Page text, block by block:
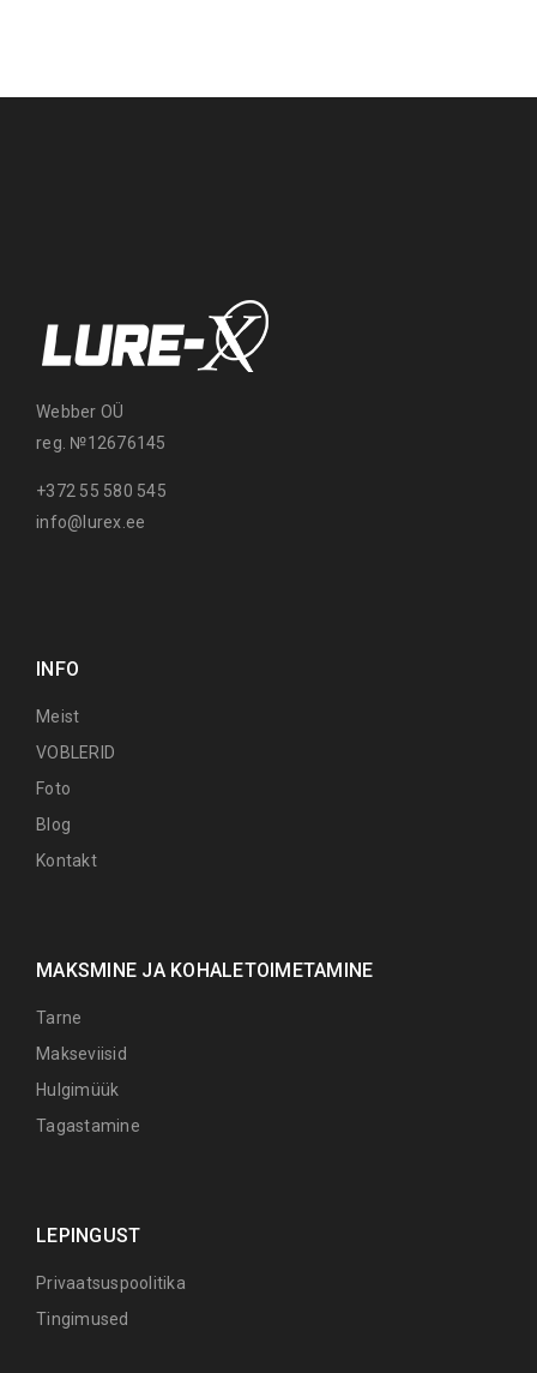
Webber OÜ
reg. №12676145
+372 55 580 545
info@lurex.ee
INFO
Meist
VOBLERID
Foto
Blog
Kontakt
MAKSMINE JA KOHALETOIMETAMINE
Tarne
Makseviisid
Hulgimüük
Tagastamine
LEPINGUST
Privaatsuspoolitika
Tingimused